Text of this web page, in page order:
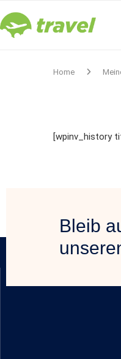
Home
[wpinv_history
Bleib